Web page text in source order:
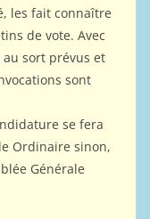
les fait connaître
de vote. Avec
sort prévus et
sont
se fera
Ordinaire sinon,
Générale